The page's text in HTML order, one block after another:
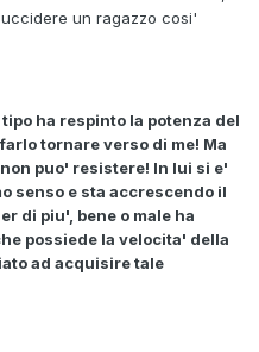
un ragazzo cosi'
ha respinto la potenza del
tornare verso di me! Ma
puo' resistere! In lui si e'
senso e sta accrescendo il
di piu', bene o male ha
possiede la velocita' della
ad acquisire tale